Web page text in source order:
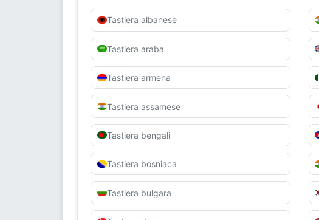
Tastiera albanese
Tastiera araba
Tastiera armena
Tastiera assamese
Tastiera bengali
Tastiera bosniaca
Tastiera bulgara